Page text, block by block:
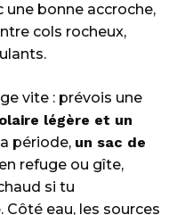
une bonne accroche,
cols rocheux,
vite : prévois une
légère et un
période, un sac de
refuge ou gîte,
si tu
eau, les sources